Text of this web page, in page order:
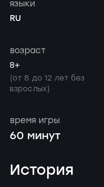
языки
RU
возраст
8+
(от 8 до 12 лет без
взрослых)
время игры
60 минут
История